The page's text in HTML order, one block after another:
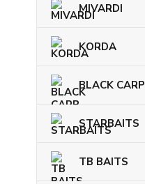
MIVARDI
KORDA
BLACK CARP
STARBAITS
TB BAITS